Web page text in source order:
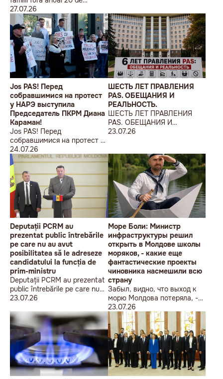
miliarde
27.07.26
Jos PAS! Перед
собравшимися на протест
у НАРЭ выступила
Председатель ПКРМ Диана
Караман!
Jos PAS! Перед
собравшимися на протест у
НАРЭ выступила
Председатель ПКРМ Диана
Караман!
24.07.26
ШЕСТЬ ЛЕТ ПРАВЛЕНИЯ
PAS. ОБЕЩАНИЯ И
РЕАЛЬНОСТЬ.
ШЕСТЬ ЛЕТ ПРАВЛЕНИЯ
PAS. ОБЕЩАНИЯ И
РЕАЛЬНОСТЬ.
23.07.26
Deputații PCRM au
prezentat public întrebările
pe care nu au avut
posibilitatea să le adreseze
candidatului la funcția de
prim-ministru
Deputații PCRM au prezentat
public întrebările pe care nu
au avut posibilitatea să le
funcția de prim-ministru
23.07.26
Море Боли: Министр
инфраструктуры решил
открыть в Молдове школы
моряков, - какие еще
фантастические проекты
чиновника насмешили всю
страну
Забыл, видно, что выход к
морю Молдова потеряла, -
может, за подготовку
космонавтов взяться?
23.07.26